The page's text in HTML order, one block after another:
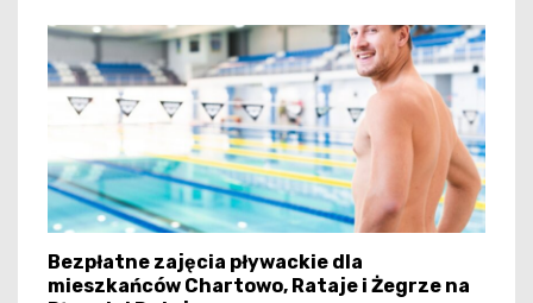
Bezpłatne zajęcia pływackie dla
mieszkańców Chartowo, Rataje i Żegrze na